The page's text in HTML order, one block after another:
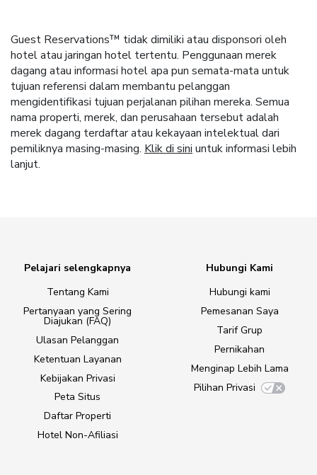
Guest Reservations™ tidak dimiliki atau disponsori oleh
hotel atau jaringan hotel tertentu. Penggunaan merek
dagang atau informasi hotel apa pun semata-mata untuk
tujuan referensi dalam membantu pelanggan
mengidentifikasi tujuan perjalanan pilihan mereka. Semua
nama properti, merek, dan perusahaan tersebut adalah
merek dagang terdaftar atau kekayaan intelektual dari
pemiliknya masing-masing. Klik di sini untuk informasi lebih
lanjut.
Pelajari selengkapnya
Tentang Kami
Pertanyaan yang Sering
Diajukan (FAQ)
Ulasan Pelanggan
Ketentuan Layanan
Kebijakan Privasi
Peta Situs
Daftar Properti
Hotel Non-Afiliasi
Hubungi Kami
Hubungi kami
Pemesanan Saya
Tarif Grup
Pernikahan
Menginap Lebih Lama
Pilihan Privasi